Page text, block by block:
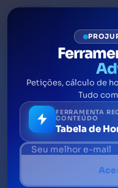
Direito
definições,
O Direito Civil,
jurídico brasileiro,
lida com as
Petições, cálculo de
Tudo
FERRAMENTA
CONTEÚDO
Tabela de